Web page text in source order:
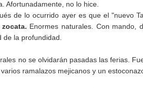
Afortunadamente, no lo hice.
de lo ocurrido ayer es que el "nuevo
Enormes naturales. Con mando,
la profundidad.
no se olvidarán pasadas las ferias.
ramalazos mejicanos y un